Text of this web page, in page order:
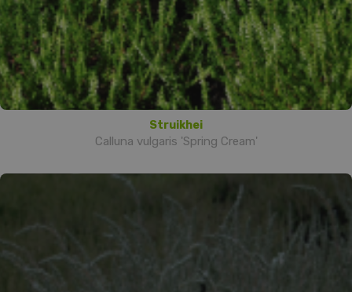
Struikhei
Calluna vulgaris 'Spring Cream'